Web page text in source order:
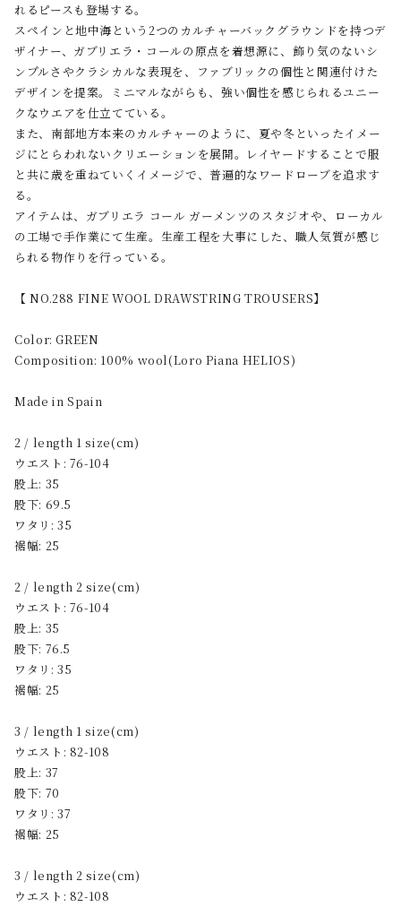
れるピースも登場する。
スペインと地中海という2つのカルチャーバックグラウンドを持つデ
ザイナー、ガブリエラ・コールの原点を着想源に、飾り気のないシ
ンプルさやクラシカルな表現を、ファブリックの個性と関連付けた
デザインを提案。ミニマルながらも、強い個性を感じられるユニー
クなウエアを仕立てている。
また、南部地方本来のカルチャーのように、夏や冬といったイメー
ジにとらわれないクリエーションを展開。レイヤードすることで服
と共に歳を重ねていくイメージで、普遍的なワードローブを追求す
る。
アイテムは、ガブリエラ コール ガーメンツのスタジオや、ローカル
の工場で手作業にて生産。生産工程を大事にした、職人気質が感じ
られる物作りを行っている。
【 NO.288 FINE WOOL DRAWSTRING TROUSERS】
Color: GREEN
Composition: 100% wool(Loro Piana HELIOS)
Made in Spain
2 / length 1 size(cm)
ウエスト: 76-104
股上: 35
股下: 69.5
ワタリ: 35
裾幅: 25
2 / length 2 size(cm)
ウエスト: 76-104
股上: 35
股下: 76.5
ワタリ: 35
裾幅: 25
3 / length 1 size(cm)
ウエスト: 82-108
股上: 37
股下: 70
ワタリ: 37
裾幅: 25
3 / length 2 size(cm)
ウエスト: 82-108